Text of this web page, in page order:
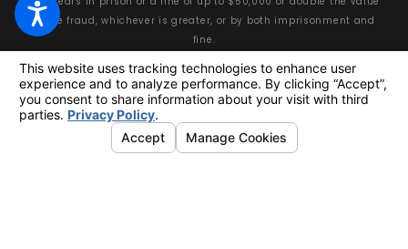
of the fraud, whichever is greater, or by both imprisonment and
fine.
© 2026 All Rights Reserved.Your Privacy Choices
Site Map
Privacy Policy